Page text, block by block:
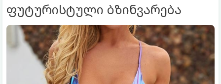
ფუტურისტული ბზინვარება